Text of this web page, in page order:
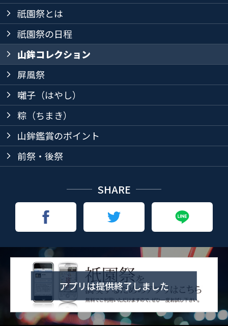
arrow_forward_ios 祇園祭とは
arrow_forward_ios 祇園祭の日程
arrow_forward_ios 山鉾コレクション
arrow_forward_ios 屏風祭
arrow_forward_ios 囃子（はやし）
arrow_forward_ios 粽（ちまき）
arrow_forward_ios 山鉾鑑賞のポイント
arrow_forward_ios 前祭・後祭
SHARE
アプリは提供終了しました